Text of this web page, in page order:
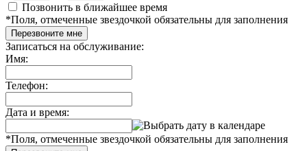
Позвонить в ближайшее время
*Поля, отмеченные звездочкой обязательны для заполнения
Перезвоните мне
Записаться на обслуживание:
Имя:
Телефон:
Дата и время:
*Поля, отмеченные звездочкой обязательны для заполнения